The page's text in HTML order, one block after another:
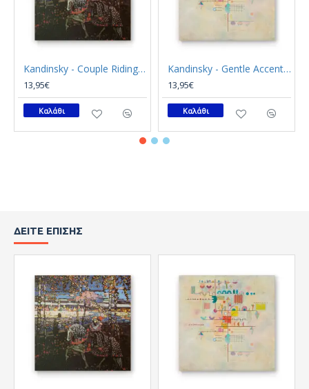
Kandinsky - Couple Riding (Καμβάς)
13,95€
Καλάθι
Kandinsky - Gentle Accent (Καμβάς)
13,95€
Καλάθι
ΔΕΊΤΕ ΕΠΊΣΗΣ